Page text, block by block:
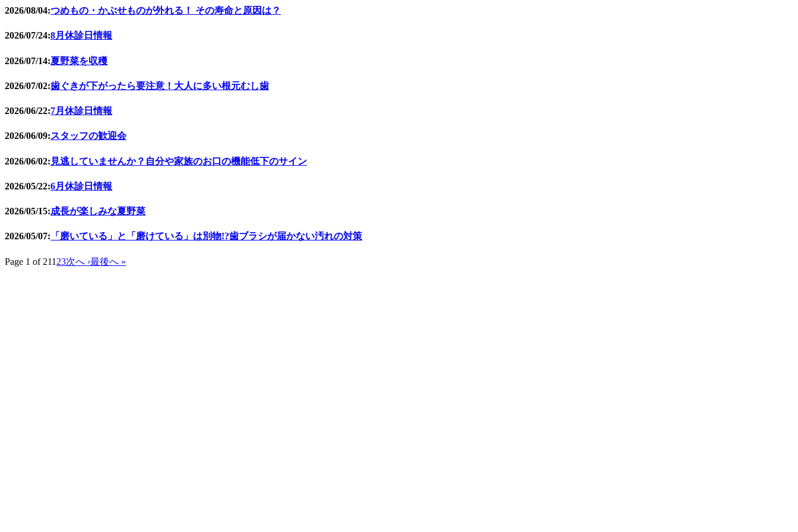
2026/08/04:つめもの・かぶせものが外れる！ その寿命と原因は？
2026/07/24:8月休診日情報
2026/07/14:夏野菜を収穫
2026/07/02:歯ぐきが下がったら要注意！大人に多い根元むし歯
2026/06/22:7月休診日情報
2026/06/09:スタッフの歓迎会
2026/06/02: 見逃していませんか？自分や家族のお口の機能低下のサイン
2026/05/22:6月休診日情報
2026/05/15:成長が楽しみな夏野菜
2026/05/07: 「磨いている」と「磨けている」は別物!?歯ブラシが届かない汚れの対策
Page 1 of 211 23次へ ›最後へ »